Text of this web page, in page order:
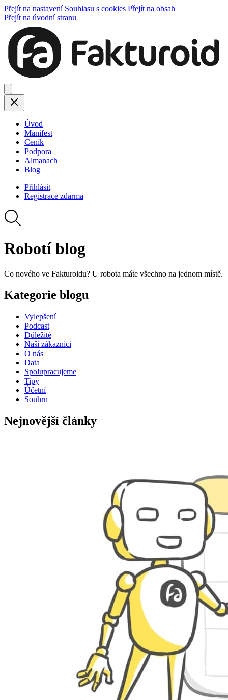
Přejít na nastavení Souhlasu s cookies Přejít na obsah
Přejít na úvodní stranu
Úvod
Manifest
Ceník
Podpora
Almanach
Blog
Přihlásit
Registrace zdarma
Robotí blog
Co nového ve Fakturoidu? U robota máte všechno na jednom místě.
Kategorie blogu
Vylepšení
Podcast
Důležité
Naši zákazníci
O nás
Data
Spolupracujeme
Tipy
Účetní
Souhrn
Nejnovější články